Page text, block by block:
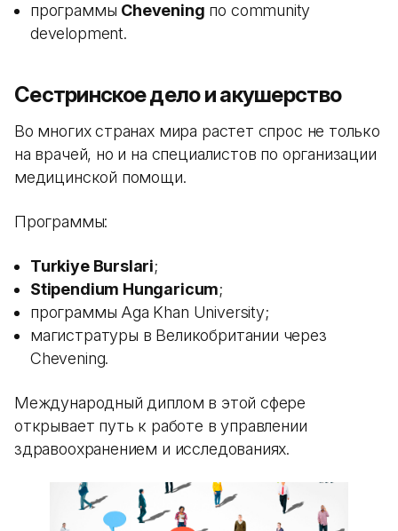
программы Chevening по community
development.
Сестринское дело и акушерство
Во многих странах мира растет спрос не только
на врачей, но и на специалистов по организации
медицинской помощи.
Программы:
Turkiye Burslari;
Stipendium Hungaricum;
программы Aga Khan University;
магистратуры в Великобритании через
Chevening.
Международный диплом в этой сфере
открывает путь к работе в управлении
здравоохранением и исследованиях.